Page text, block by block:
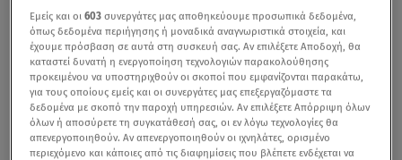
Εμείς και οι603 συνεργάτες μας αποθηκεύουμε προσωπικά δεδομένα,
όπως δεδομένα περιήγησης ή μοναδικά αναγνωριστικά στοιχεία, και
έχουμε πρόσβαση σε αυτά στη συσκευή σας. Αν επιλέξετε Αποδοχή, θα
καταστεί δυνατή η ενεργοποίηση τεχνολογιών παρακολούθησης
προκειμένου να υποστηριχθούν οι σκοποί που εμφανίζονται παρακάτω,
για τους οποίους εμείς και οι συνεργάτες μας επεξεργαζόμαστε τα
δεδομένα με σκοπό την παροχή υπηρεσιών. Αν επιλέξετε Απόρριψη όλων
όλων ή αποσύρετε τη συγκατάθεσή σας, οι εν λόγω τεχνολογίες θα
απενεργοποιηθούν. Αν απενεργοποιηθούν οι ιχνηλάτες, ορισμένο
περιεχόμενο και κάποιες από τις διαφημίσεις που βλέπετε ενδέχεται να